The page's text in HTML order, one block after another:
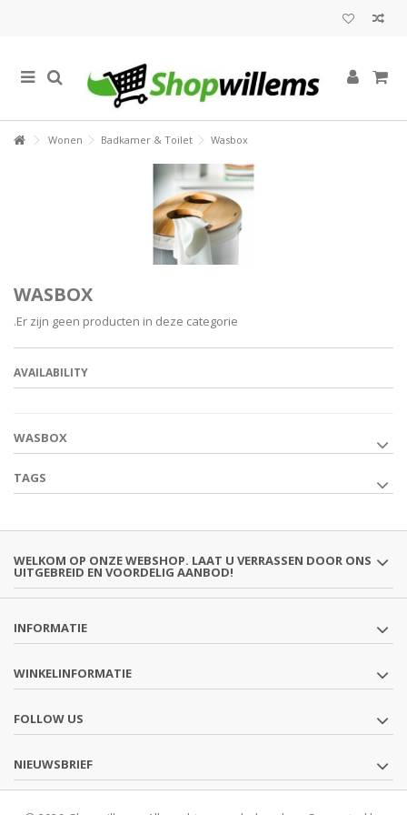
Wonen Badkamer & Toilet Wasbox
WASBOX
.Er zijn geen producten in deze categorie
AVAILABILITY
WASBOX
TAGS
WELKOM OP ONZE WEBSHOP. LAAT U VERRASSEN DOOR ONS
UITGEBREID EN VOORDELIG AANBOD!
INFORMATIE
WINKELINFORMATIE
FOLLOW US
NIEUWSBRIEF